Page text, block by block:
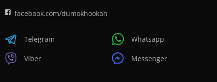
facebook.com/dumokhookah
Telegram
Viber
Whatsapp
Messenger